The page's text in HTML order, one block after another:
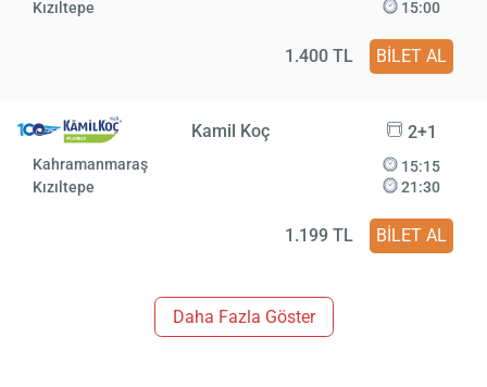
Kızıltepe
15:00
1.400 TL BİLET AL
Kamil Koç 2+1
Kahramanmaraş
Kızıltepe
15:15
21:30
1.199 TL BİLET AL
Daha Fazla Göster